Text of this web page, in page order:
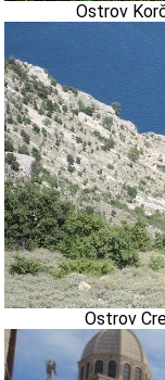
Ostrov
Ostrov